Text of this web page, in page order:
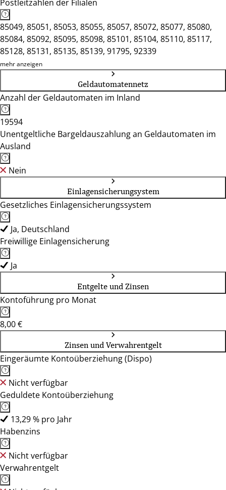
Postleitzahlen der Filialen
85049, 85051, 85053, 85055, 85057, 85072, 85077, 85080,
85084, 85092, 85095, 85098, 85101, 85104, 85110, 85117,
85128, 85131, 85135, 85139, 91795, 92339
mehr anzeigen
Geldautomatennetz
Anzahl der Geldautomaten im Inland
19594
Unentgeltliche Bargeldauszahlung an Geldautomaten im
Ausland
Nein
Einlagensicherungsystem
Gesetzliches Einlagensicherungssystem
Ja, Deutschland
Freiwillige Einlagensicherung
Ja
Entgelte und Zinsen
Kontoführung pro Monat
8,00 €
Zinsen und Verwahrentgelt
Eingeräumte Kontoüberziehung (Dispo)
Nicht verfügbar
Geduldete Kontoüberziehung
13,29 % pro Jahr
Habenzins
Nicht verfügbar
Verwahrentgelt